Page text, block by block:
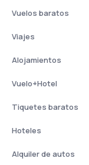
Vuelos baratos
Viajes
Alojamientos
Vuelo+Hotel
Tiquetes baratos
Hoteles
Alquiler de autos